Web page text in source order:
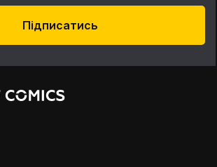
Підписатись